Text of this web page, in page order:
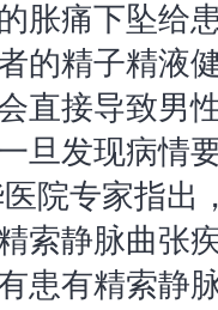
胀痛下坠给
的精子精液
直接导致男
旦发现病情
院专家指出
索静脉曲张
患有精索静